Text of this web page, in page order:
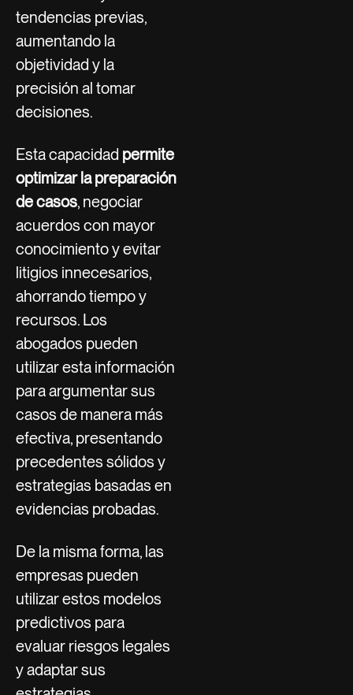
tendencias previas,
aumentando la
objetividad y la
precisión al tomar
decisiones.
Esta capacidad permite
optimizar la preparación
de casos, negociar
acuerdos con mayor
conocimiento y evitar
litigios innecesarios,
ahorrando tiempo y
recursos. Los
abogados pueden
utilizar esta información
para argumentar sus
casos de manera más
efectiva, presentando
precedentes sólidos y
estrategias basadas en
evidencias probadas.
De la misma forma, las
empresas pueden
utilizar estos modelos
predictivos para
evaluar riesgos legales
y adaptar sus